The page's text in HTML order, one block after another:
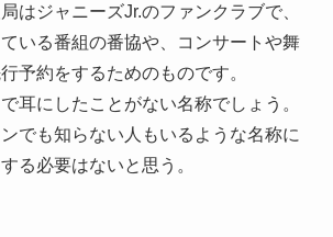
はジャニーズJr.のファンクラブで、
いる番組の番協や、コンサートや舞
予約をするためのものです。
耳にしたことがない名称でしょう。
でも知らない人もいるような名称に
る必要はないと思う。